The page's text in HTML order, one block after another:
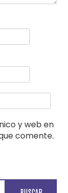
y web en
comente.